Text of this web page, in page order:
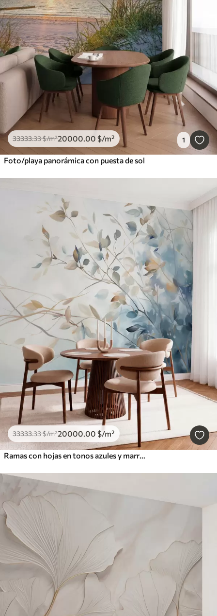
33333.33$/m²20000.00 $/m² 1
Foto/playa panorámica con puesta de sol
33333.33$/m²20000.00 $/m²
Ramas con hojas en tonos azules y marrones, fondo claro, suave y delicado, estilo acuarela